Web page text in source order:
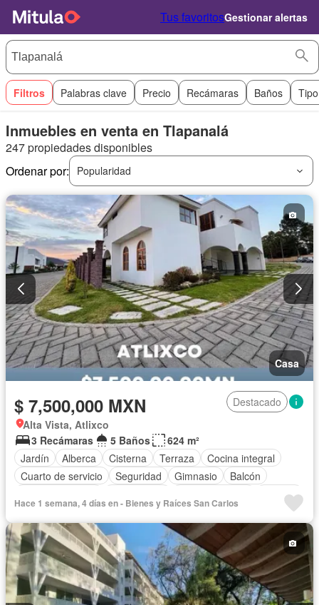
Tus favoritosGestionar alertas
Filtros Palabras clave Precio Recámaras Baños
Inmuebles en venta en Tlapanalá
247 propiedades disponibles
Ordenar por:
Popularidad
Casa
$ 7,500,000 MXN
Destacado
Alta Vista, Atlixco
3 Recámaras
5 Baños
624 m²
Jardín
Alberca Cisterna Terraza
Cocina integral
Cuarto de servicio
Seguridad Gimnasio
Balcón
Internet
Azotea
Agua Asador Chimenea
Bodega
Zonas verdes
Cuarto de Limpieza
Electricidad
Acceso para personas con discapacidad
Estacionamiento
Sin amueblar
Hace 1 semana, 4 días en - Bienes y Raíces San Carlos